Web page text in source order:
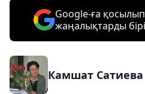
Google-ға
жаңалықтарды
Камшат Сатиева